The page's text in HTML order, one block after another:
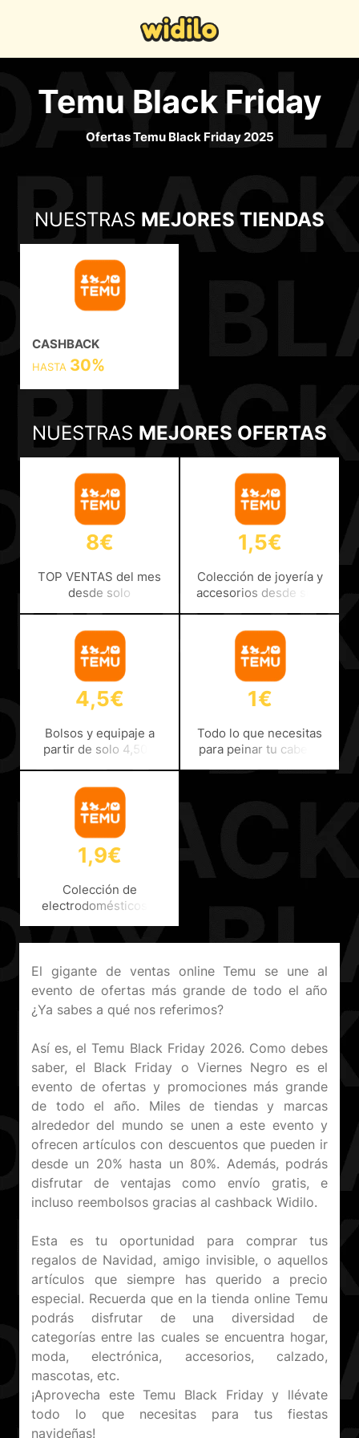
Temu Black Friday
Ofertas Temu Black Friday 2025
NUESTRAS MEJORES TIENDAS
CASHBACK
HASTA 30%
NUESTRAS MEJORES OFERTAS
8€
TOP VENTAS del mes
desde solo
1,5€
Colección de joyería y
accesorios desde solo
4,5€
Bolsos y equipaje a
partir de solo 4,50€
1€
Todo lo que necesitas
para peinar tu cabello
1,9€
Colección de
electrodomésticos y
El gigante de ventas online Temu se une al
evento de ofertas más grande de todo el año
¿Ya sabes a qué nos referimos?
Así es, el Temu Black Friday 2026. Como debes
saber, el Black Friday o Viernes Negro es el
evento de ofertas y promociones más grande
de todo el año. Miles de tiendas y marcas
alrededor del mundo se unen a este evento y
ofrecen artículos con descuentos que pueden ir
desde un 20% hasta un 80%. Además, podrás
disfrutar de ventajas como envío gratis, e
incluso reembolsos gracias al cashback Widilo.
Esta es tu oportunidad para comprar tus
regalos de Navidad, amigo invisible, o aquellos
artículos que siempre has querido a precio
especial. Recuerda que en la tienda online Temu
podrás disfrutar de una diversidad de
categorías entre las cuales se encuentra hogar,
moda, electrónica, accesorios, calzado,
mascotas, etc.
¡Aprovecha este Temu Black Friday y llévate
todo lo que necesitas para tus fiestas